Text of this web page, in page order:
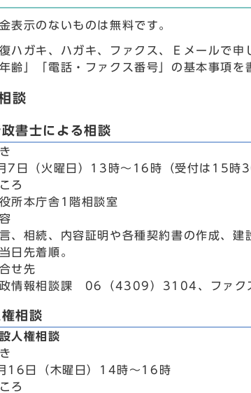
表示のないものは無料です。
ハガキ、ハガキ、ファクス、Ｅメールで申
年齢」「電話・ファクス番号」の基本事項
談
書士による相談
7日（火曜日）13時～16時（受付は15時
ろ
所本庁舎1階相談室
、相続、内容証明や各種契約書の作成、
日先着順。
せ先
情報相談課 06（4309）3104、ファ
権相談
人権相談
16日（木曜日）14時～16時
ろ